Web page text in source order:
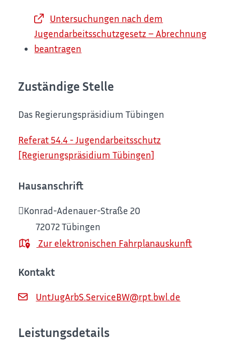
Untersuchungen nach dem
Jugendarbeitsschutzgesetz – Abrechnung
beantragen
Zuständige Stelle
Das Regierungspräsidium Tübingen
Referat 54.4 - Jugendarbeitsschutz
[Regierungspräsidium Tübingen]
Hausanschrift
Konrad-Adenauer-Straße 20
72072Tübingen
Zur elektronischen Fahrplanauskunft
Kontakt
UntJugArbS.ServiceBW@rpt.bwl.de
Leistungsdetails